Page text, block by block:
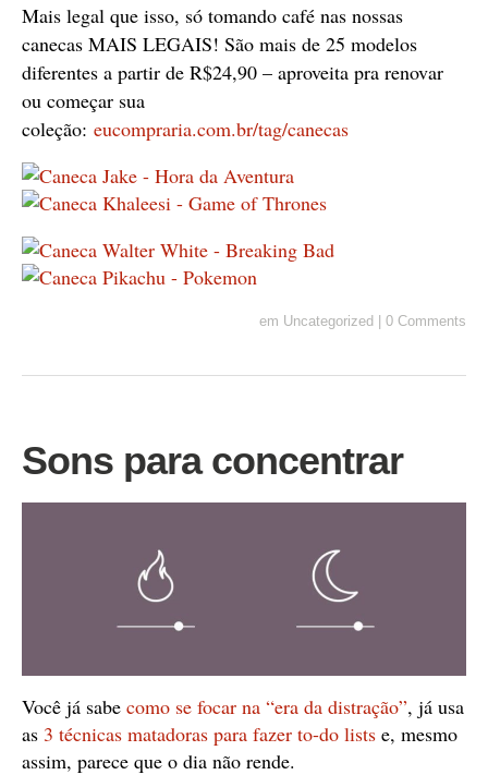
Mais legal que isso, só tomando café nas nossas
canecas MAIS LEGAIS! São mais de 25 modelos
diferentes a partir de R$24,90 – aproveita pra renovar
ou começar sua
coleção: eucompraria.com.br/tag/canecas
em Uncategorized 0 Comments
Sons para concentrar
Você já sabe como se focar na “era da distração”, já usa
as 3 técnicas matadoras para fazer to-do lists e, mesmo
assim, parece que o dia não rende.